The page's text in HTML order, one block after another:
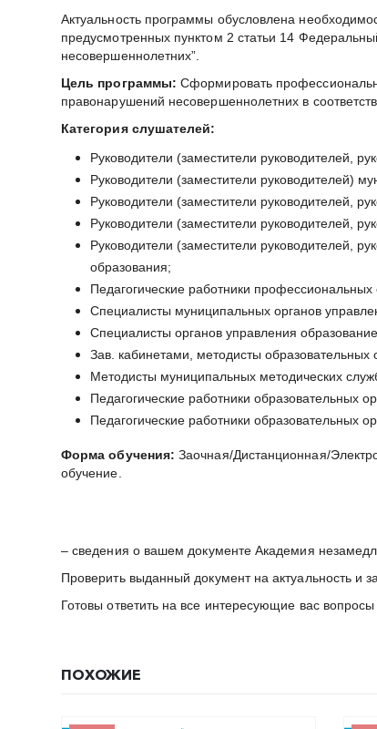
Актуальность программы обусловлена
предусмотренных пунктом 2 статьи 14
несовершеннолетних”.
Цель программы: Сформировать
правонарушений несовершеннолетних в
Категория слушателей:
Руководители (заместители руководителей,
Руководители (заместители руководителей)
Руководители (заместители руководителей,
Руководители (заместители руководителей,
Руководители (заместители руководителей,
образования;
Педагогические работники
Специалисты муниципальных органов
Специалисты органов управления
Зав. кабинетами, методисты
Методисты муниципальных методических
Педагогические работники образовательных
Педагогические работники образовательных
Форма обучения: Заочная/Дистанционная/
обучение.
– сведения о вашем документе Академия
Проверить выданный документ на актуальность и
Готовы ответить на все интересующие вас вопросы
ПОХОЖИЕ